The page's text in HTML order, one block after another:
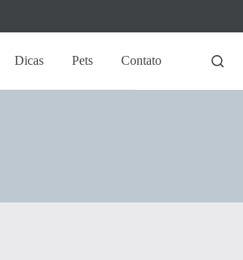
Dicas Pets Contato